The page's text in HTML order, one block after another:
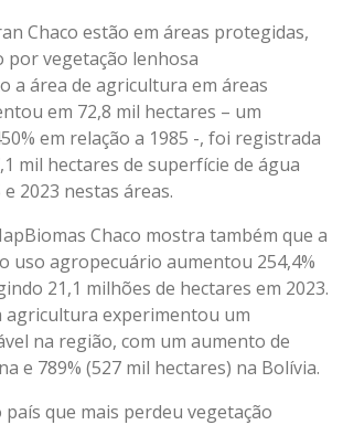
Chaco estão em áreas protegidas,
por vegetação lenhosa
a área de agricultura em áreas
em 72,8 mil hectares – um
em relação a 1985 -, foi registrada
mil hectares de superfície de água
2023 nestas áreas.
Chaco mostra também que a
uso agropecuário aumentou 254,4%
21,1 milhões de hectares em 2023.
agricultura experimentou um
na região, com um aumento de
e 789% (527 mil hectares) na Bolívia.
que mais perdeu vegetação